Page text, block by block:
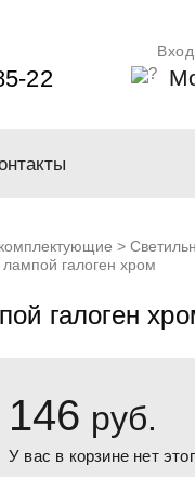
22
Вход
>
галоген хром
галоген
146 руб.
У вас в корзине нет